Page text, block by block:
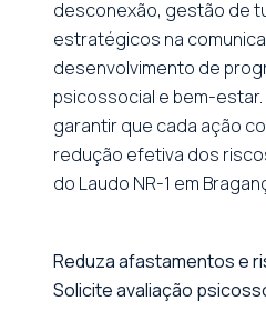
desconexão, gestão de
estratégicos na
desenvolvimento de
psicossocial e bem-
garantir que cada ação
redução efetiva dos
do Laudo NR-1 em
Reduza afastamentos e
Solicite avaliação